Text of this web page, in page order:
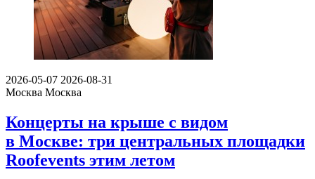
2026-05-07 2026-08-31
Москва Москва
Концерты на крыше с видом
в Москве: три центральных площадки
Roofevents этим летом